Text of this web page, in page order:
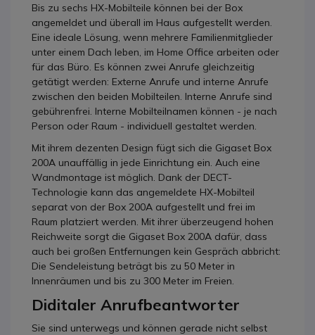
Bis zu sechs HX-Mobilteile können bei der Box
angemeldet und überall im Haus aufgestellt werden.
Eine ideale Lösung, wenn mehrere Familienmitglieder
unter einem Dach leben, im Home Office arbeiten oder
für das Büro. Es können zwei Anrufe gleichzeitig
getätigt werden: Externe Anrufe und interne Anrufe
zwischen den beiden Mobilteilen. Interne Anrufe sind
gebührenfrei. Interne Mobilteilnamen können - je nach
Person oder Raum - individuell gestaltet werden.
Mit ihrem dezenten Design fügt sich die Gigaset Box
200A unauffällig in jede Einrichtung ein. Auch eine
Wandmontage ist möglich. Dank der DECT-
Technologie kann das angemeldete HX-Mobilteil
separat von der Box 200A aufgestellt und frei im
Raum platziert werden. Mit ihrer überzeugend hohen
Reichweite sorgt die Gigaset Box 200A dafür, dass
auch bei großen Entfernungen kein Gespräch abbricht:
Die Sendeleistung beträgt bis zu 50 Meter in
Innenräumen und bis zu 300 Meter im Freien.
Diditaler Anrufbeantworter
Sie sind unterwegs und können gerade nicht selbst